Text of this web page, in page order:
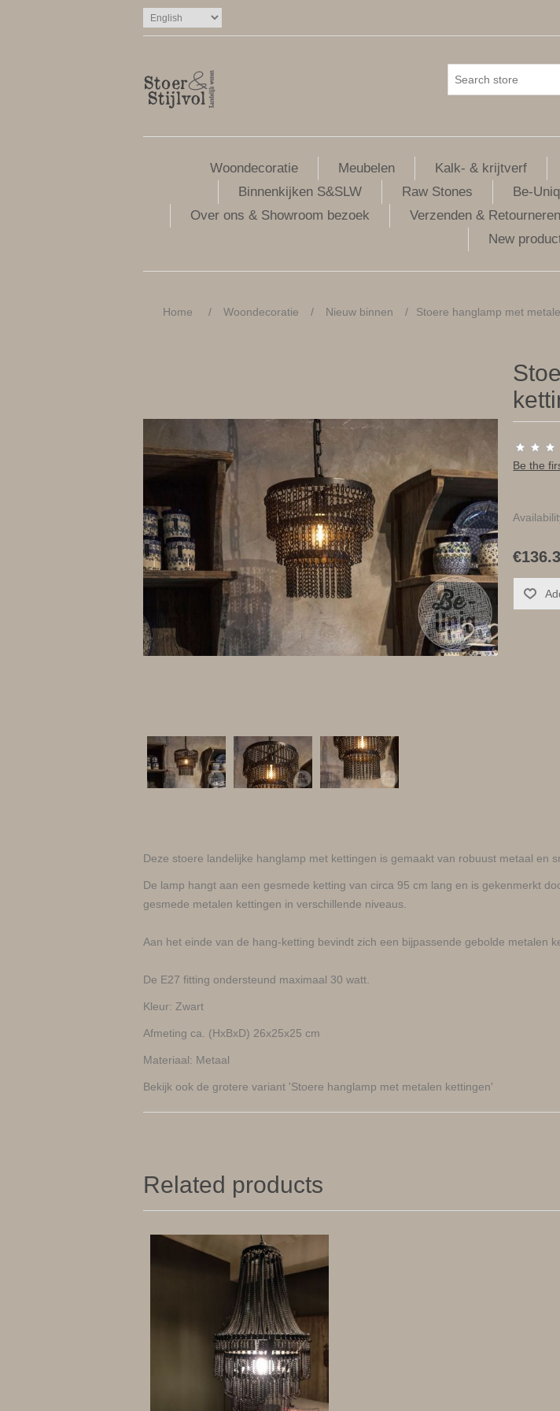
Woondecoratie Meubelen Kalk- & krijtverf
Binnenkijken S&SLW
Raw Stones Be-Uniq
Over ons & Showroom bezoek
Verzenden & Retourneren
New
Home / Woondecoratie / Nieuw binnen / Stoere hanglamp met
Be the
Deze stoere landelijke hanglamp met kettingen is gemaakt van robuust metaal en
De lamp hangt aan een gesmede ketting van circa 95 cm lang en is gekenmerkt
gesmede metalen kettingen in verschillende niveaus.
Aan het einde van de hang-ketting bevindt zich een bijpassende gebolde metalen
De E27 fitting ondersteund maximaal 30 watt.
Kleur: Zwart
Afmeting ca. (HxBxD) 26x25x25 cm
Materiaal: Metaal
Bekijk ook de grotere variant 'Stoere hanglamp met metalen kettingen'
Related products